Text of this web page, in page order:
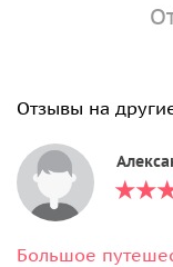
Отзывы на